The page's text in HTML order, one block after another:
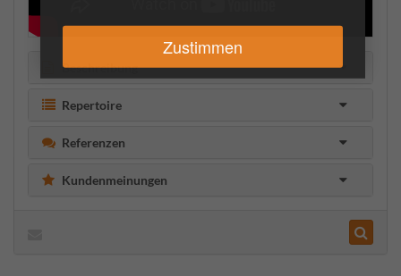
Zustimmen
Beschreibung
Repertoire
Referenzen
Kundenmeinungen